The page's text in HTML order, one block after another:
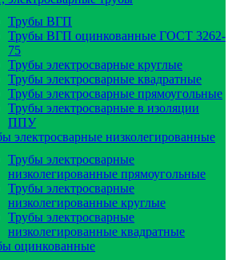
Трубы ВГП
Трубы ВГП оцинкованные ГОСТ 3262-
75
Трубы электросварные круглые
Трубы электросварные квадратные
Трубы электросварные прямоугольные
Трубы электросварные в изоляции
ППУ
электросварные низколегированные
Трубы электросварные
низколегированные прямоугольные
Трубы электросварные
низколегированные круглые
Трубы электросварные
низколегированные квадратные
оцинкованные